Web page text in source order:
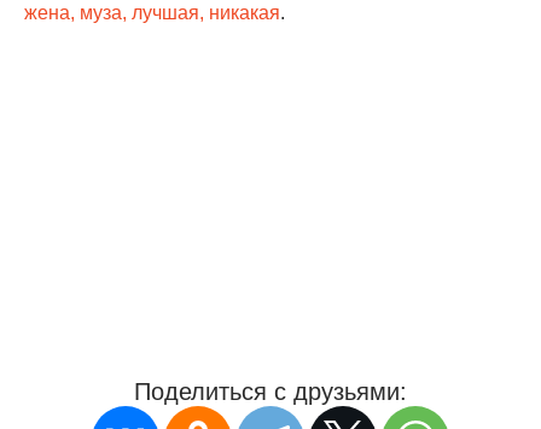
жена, муза, лучшая, никакая.
Поделиться с друзьями: